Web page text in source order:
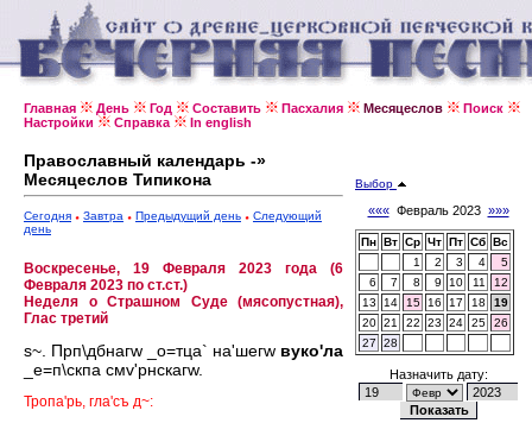
Главная День Год Составить Пасхалия Месяцеслов
Поиск
Настройки
Справка In english
Православный календарь -»
Месяцеслов Типикона
Сегодня Завтра Предыдущий день
Следующий
день
Воскресенье, 19 Февраля 2023 года (6
Февраля 2023 по ст.ст.)
Неделя о Страшном Суде (мясопустная),
Глас третий
s~. Прп\дбнагw _о=тца` на'шегw вуко'ла
_е=п\скпа смv'рнскагw.
Тропа'рь, гла'съ д~:
Выбор
«««Февраль 2023 »»»
Пн Вт Ср Чт Пт Сб Вс
1
2 3 4
5
6
7 8 9 10 11
12
13
14 15 16 17 18
19
20 21 22 23 24 25
26
27
28
Назначить дату: